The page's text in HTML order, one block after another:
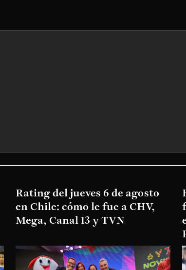
Rating del jueves 6 de agosto
en Chile: cómo le fue a CHV,
Mega, Canal 13 y TVN